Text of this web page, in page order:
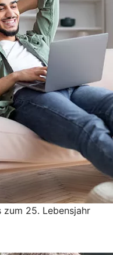
zum 25. Lebensjahr